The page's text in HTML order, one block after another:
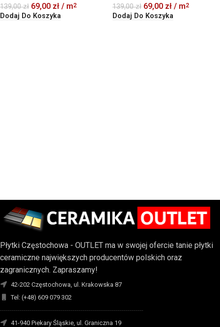
139,00zł 69,00 zł / m2
Dodaj Do Koszyka
139,00zł 69,00 zł / m2
Dodaj Do Koszyka
Płytki Częstochowa - OUTLET ma w swojej ofercie tanie płytki
ceramiczne największych producentów polskich oraz
zagranicznych. Zapraszamy!
42-202 Częstochowa, ul. Krakowska 87
Tel: (+48) 609 079 302
-------------------------------------------------------------------------
41-940 Piekary Śląskie, ul. Graniczna 19